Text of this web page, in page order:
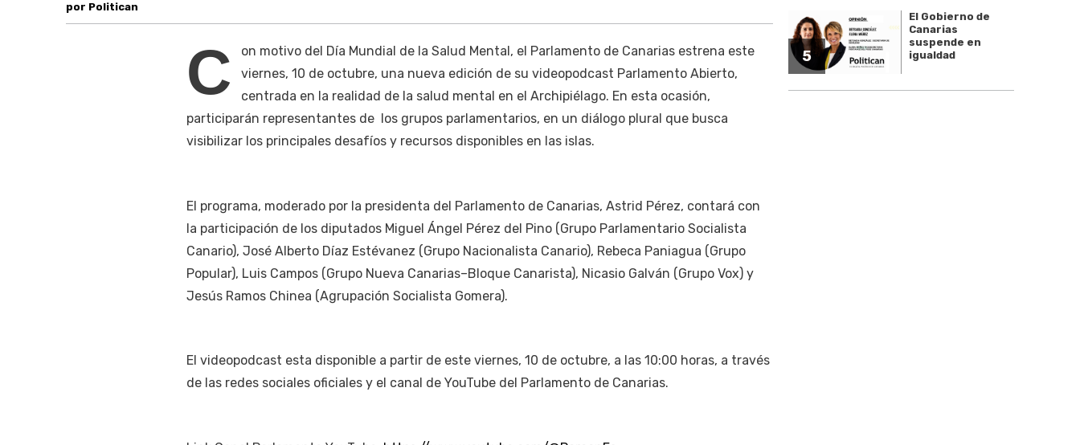
por Politican
C
on motivo del Día Mundial de la Salud Mental, el Parlamento de Canarias estrena este
viernes, 10 de octubre, una nueva edición de su videopodcast Parlamento Abierto,
centrada en la realidad de la salud mental en el Archipiélago. En esta ocasión,
participarán representantes de los grupos parlamentarios, en un diálogo plural que busca
visibilizar los principales desafíos y recursos disponibles en las islas.
El programa, moderado por la presidenta del Parlamento de Canarias, Astrid Pérez, contará con
la participación de los diputados Miguel Ángel Pérez del Pino (Grupo Parlamentario Socialista
Canario), José Alberto Díaz Estévanez (Grupo Nacionalista Canario), Rebeca Paniagua (Grupo
Popular), Luis Campos (Grupo Nueva Canarias–Bloque Canarista), Nicasio Galván (Grupo Vox) y
Jesús Ramos Chinea (Agrupación Socialista Gomera).
El videopodcast esta disponible a partir de este viernes, 10 de octubre, a las 10:00 horas, a través
de las redes sociales oficiales y el canal de YouTube del Parlamento de Canarias.
5
El Gobierno de
Canarias
suspende en
igualdad